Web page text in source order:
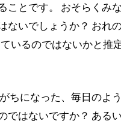
ことです。 おそらくみ
ないでしょうか？ おれ
いるのではないかと推
ちになった、毎日のよ
ではないですか？ ある